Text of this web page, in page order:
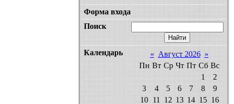
Форма входа
Поиск
Календарь « Август 2026 »
Пн Вт Ср Чт Пт Сб Вс
1
2
3
4 5 6 7 8
9
10 11 12 13 14 15 16